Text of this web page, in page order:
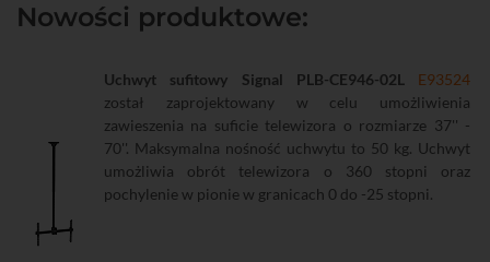
Nowości produktowe:
Uchwyt sufitowy Signal PLB-CE946-02L
E93524
został zaprojektowany w celu umożliwienia
zawieszenia na suficie telewizora o rozmiarze 37'' -
70''. Maksymalna nośność uchwytu to 50 kg. Uchwyt
umożliwia obrót telewizora o 360 stopni oraz
pochylenie w pionie w granicach 0 do -25 stopni.